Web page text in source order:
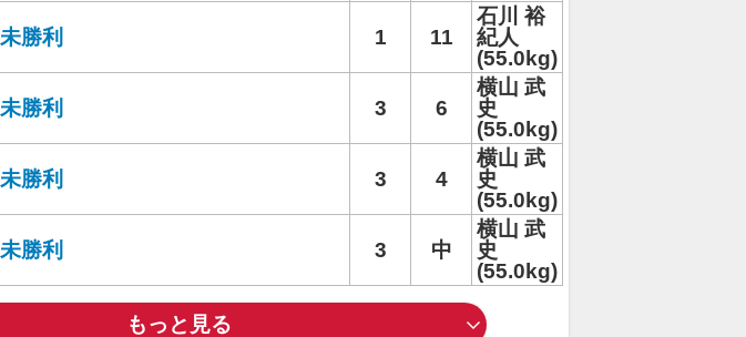
未勝利 1 11
石川 裕
紀人
(55.0kg)
未勝利 3 6
横山 武
史
(55.0kg)
未勝利 3 4
横山 武
史
(55.0kg)
未勝利 3 中
横山 武
史
(55.0kg)
もっと見る